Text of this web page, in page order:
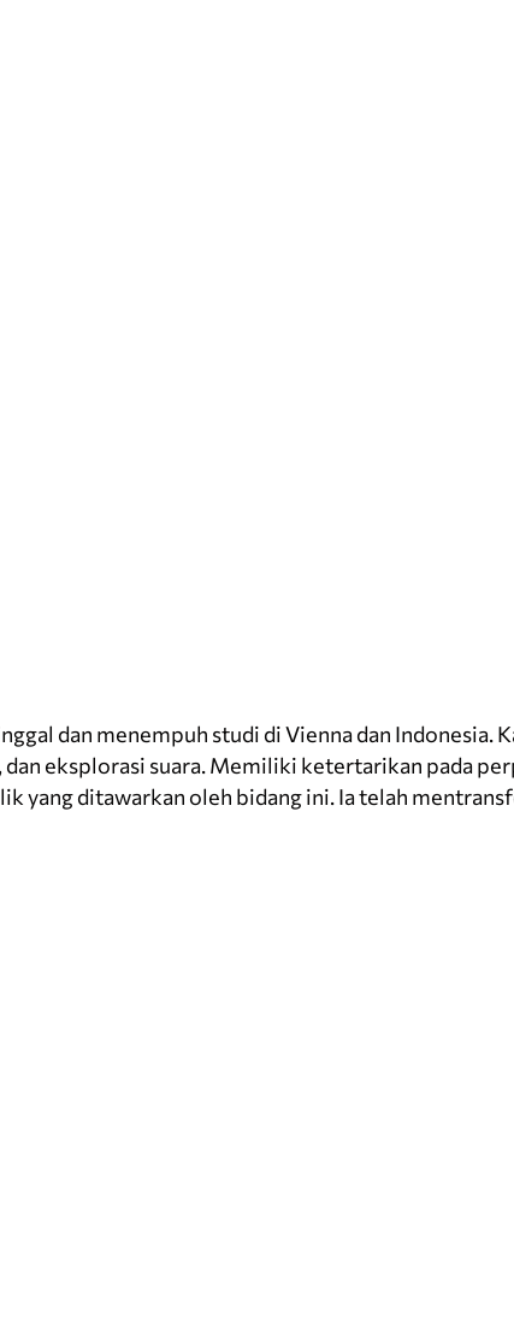
dan menempuh studi di Vienna dan Indonesia.
eksplorasi suara. Memiliki ketertarikan pada
yang ditawarkan oleh bidang ini. Ia telah